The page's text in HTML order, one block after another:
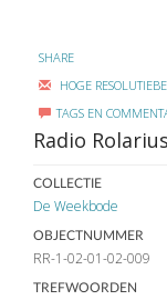
SHARE
HOGE
TAGS EN
Radio
COLLECTIE
De Weekbode
OBJECTNUMMER
RR-1-02-01-02-009
TREFWOORDEN